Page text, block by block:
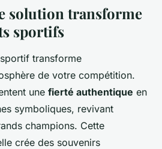
solution transforme
sportifs
transforme
de votre compétition.
une fierté authentique en
symboliques, revivant
champions. Cette
crée des souvenirs